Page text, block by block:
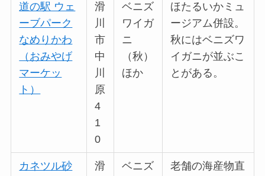
道の駅 ウェ
ーブパーク
なめりかわ
（おみやげ
マーケッ
ト）
滑
川
市
中
川
原
4
1
0
ベニズ
ワイガ
ニ
（秋）
ほか
ほたるいかミュ
ージアム併設。
秋にはベニズワ
イガニが並ぶこ
とがある。
カネツル砂
滑
ベニズ
老舗の海産物直